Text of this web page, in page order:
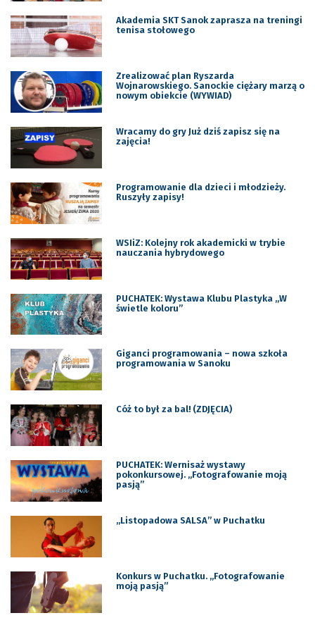
Akademia SKT Sanok zaprasza na treningi
tenisa stołowego
Zrealizować plan Ryszarda
Wojnarowskiego. Sanockie ciężary marzą o
nowym obiekcie (WYWIAD)
Wracamy do gry Już dziś zapisz się na
zajęcia!
Programowanie dla dzieci i młodzieży.
Ruszyły zapisy!
WSIiZ: Kolejny rok akademicki w trybie
nauczania hybrydowego
PUCHATEK: Wystawa Klubu Plastyka „W
świetle koloru”
Giganci programowania – nowa szkoła
programowania w Sanoku
Cóż to był za bal! (ZDJĘCIA)
PUCHATEK: Wernisaż wystawy
pokonkursowej. „Fotografowanie moją
pasją”
„Listopadowa SALSA” w Puchatku
Konkurs w Puchatku. „Fotografowanie
moją pasją”